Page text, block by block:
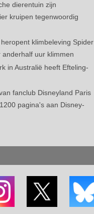
dierentuin zijn
kruipen tegenwoordig
klimbeleving Spider
uur klimmen
in Australië heeft Efteling-
fanclub Disneyland Paris
pagina's aan Disney-